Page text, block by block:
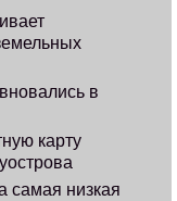
в
карту
самая низкая